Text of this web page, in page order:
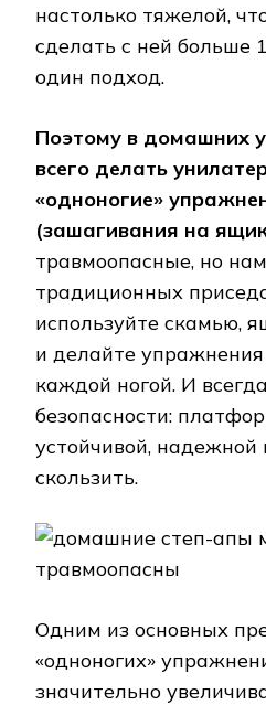
настолько тяжелой,
сделать с ней больше
один подход.
Поэтому в домашних
всего делать
«одноногие»
(зашагивания на
травмоопасные, но
традиционных
используйте скамью,
и делайте
каждой ногой. И
безопасности:
устойчивой,
скользить.
Одним из основных
«одноногих»
значительно